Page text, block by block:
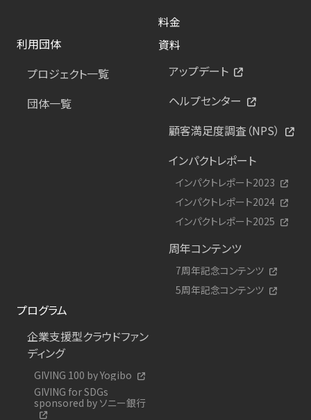
料金
利用団体
プロジェクト一覧
団体一覧
資料
アップデート
ヘルプセンター
顧客満足度調査（NPS）
インパクトレポート
インパクトレポート2023
インパクトレポート2024
インパクトレポート2025
周年コンテンツ
7周年記念コンテンツ
5周年記念コンテンツ
プログラム
企業支援型クラウドファン
ディング
GIVING 100 by Yogibo
GIVING for SDGs
sponsored by ソニー銀行